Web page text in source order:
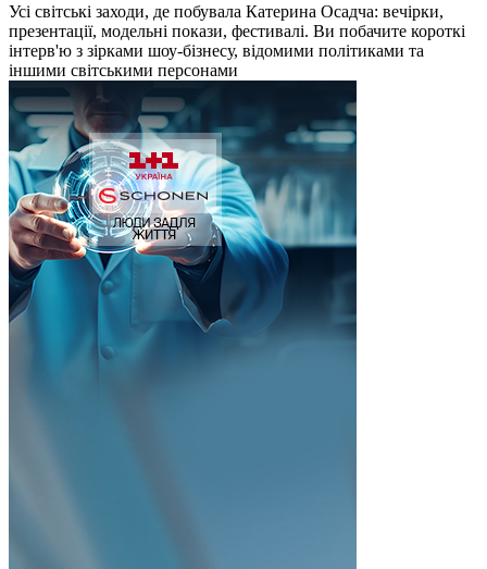
Усі світські заходи, де побувала Катерина Осадча: вечірки,
презентації, модельні покази, фестивалі. Ви побачите короткі
інтерв'ю з зірками шоу-бізнесу, відомими політиками та
іншими світськими персонами